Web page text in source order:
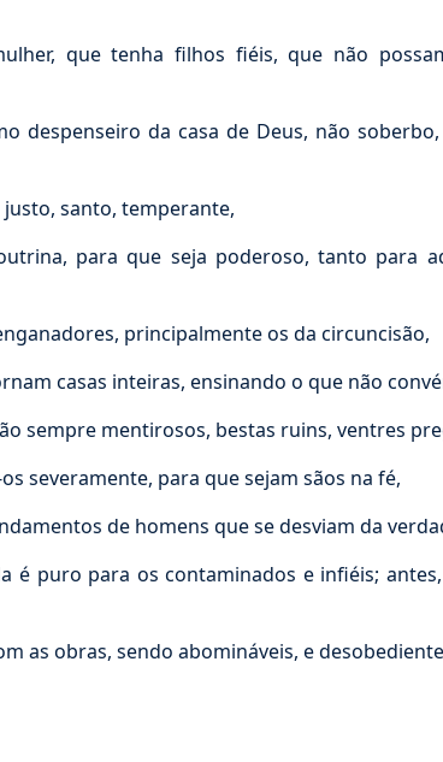
que tenha filhos fiéis, que não
despenseiro da casa de Deus, não
santo, temperante,
para que seja poderoso, tanto para
principalmente os da circuncisão,
casas inteiras, ensinando o que não
sempre mentirosos, bestas ruins, ventres
severamente, para que sejam sãos na fé,
de homens que se desviam da
é puro para os contaminados e infiéis;
as obras, sendo abomináveis, e